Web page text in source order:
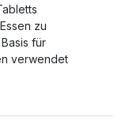
zu
für
verwendet